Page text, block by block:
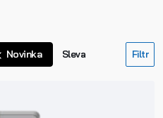
Novinka Sleva